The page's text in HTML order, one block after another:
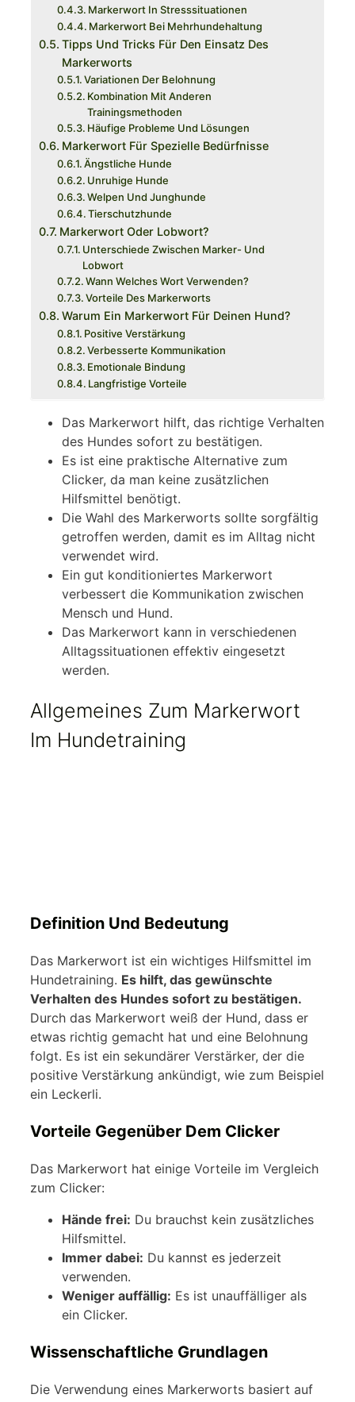
Markerwort In Stresssituationen
Markerwort Bei Mehrhundehaltung
Tipps Und Tricks Für Den Einsatz Des
Markerworts
Variationen Der Belohnung
Kombination Mit Anderen
Trainingsmethoden
Häufige Probleme Und Lösungen
Markerwort Für Spezielle Bedürfnisse
Ängstliche Hunde
Unruhige Hunde
Welpen Und Junghunde
Tierschutzhunde
Markerwort Oder Lobwort?
Unterschiede Zwischen Marker- Und
Lobwort
Wann Welches Wort Verwenden?
Vorteile Des Markerworts
Warum Ein Markerwort Für Deinen Hund?
Positive Verstärkung
Verbesserte Kommunikation
Emotionale Bindung
Langfristige Vorteile
Das Markerwort hilft, das richtige Verhalten
des Hundes sofort zu bestätigen.
Es ist eine praktische Alternative zum
Clicker, da man keine zusätzlichen
Hilfsmittel benötigt.
Die Wahl des Markerworts sollte sorgfältig
getroffen werden, damit es im Alltag nicht
verwendet wird.
Ein gut konditioniertes Markerwort
verbessert die Kommunikation zwischen
Mensch und Hund.
Das Markerwort kann in verschiedenen
Alltagssituationen effektiv eingesetzt
werden.
Allgemeines Zum Markerwort
Im Hundetraining
Definition Und Bedeutung
Das Markerwort ist ein wichtiges Hilfsmittel im
Hundetraining. Es hilft, das gewünschte
Verhalten des Hundes sofort zu bestätigen.
Durch das Markerwort weiß der Hund, dass er
etwas richtig gemacht hat und eine Belohnung
folgt. Es ist ein sekundärer Verstärker, der die
positive Verstärkung ankündigt, wie zum Beispiel
ein Leckerli.
Vorteile Gegenüber Dem Clicker
Das Markerwort hat einige Vorteile im Vergleich
zum Clicker:
Hände frei: Du brauchst kein zusätzliches
Hilfsmittel.
Immer dabei: Du kannst es jederzeit
verwenden.
Weniger auffällig: Es ist unauffälliger als
ein Clicker.
Wissenschaftliche Grundlagen
Die Verwendung eines Markerworts basiert auf